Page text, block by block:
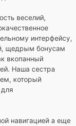
веселий,
интерфейсу,
щедрым бонусам
вкопанный
Наша сестра
который
навигацией а еще